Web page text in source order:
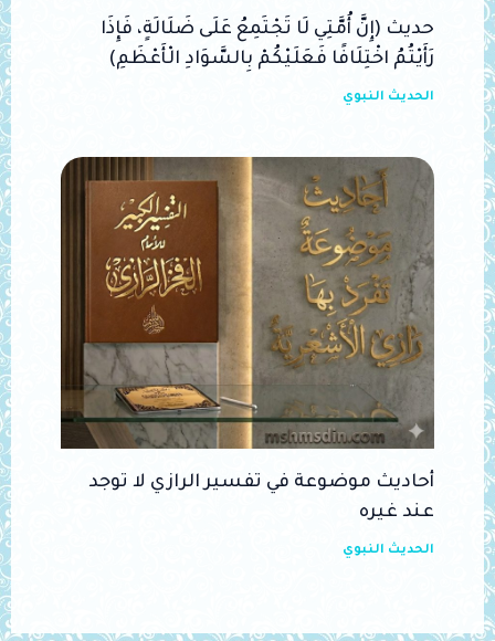
حديث (إِنَّ أُمَّتِي لَا تَجْتَمِعُ عَلَى ضَلَالَةٍ، فَإِذَا
رَأَيْتُمُ اخْتِلَافًا فَعَلَيْكُمْ بِالسَّوَادِ الْأَعْظَمِ)
الحديث النبوي
أحاديث موضوعة في تفسير الرازي لا توجد
عند غيره
الحديث النبوي